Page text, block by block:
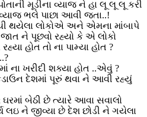
મૂડીના વ્યાજ ને હા લૂ લૂ લૂ કરી
ભલે પાછા આવી જતા..!
થયેલા લોકોએ અને એમના માંબાપે
ને પૂછવો રહ્યો કે એ લોકો
હોત તો ના પામ્યા હોત ?
ના ખરીદી શક્યા હોત ..એવું ?
દેશમાં પૂરું થવા ને આવી રહ્યું
બેઠી છે ત્યારે આવા સવાલો
લઇ ને જીવ્યા છે દેશ છોડી ને ગયેલા